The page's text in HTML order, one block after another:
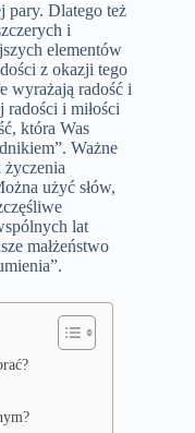
pary. Dlatego też
i
elementów
z okazji tego
wyrażają radość i
radości i miłości
która Was
Ważne
użyć słów,
lat
małżeństwo